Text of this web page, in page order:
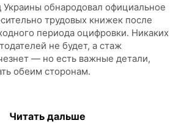
обнародовал официальное
трудовых книжек после
периода оцифровки. Никаких
не будет, а стаж
— но есть важные детали,
обеим сторонам.
Читать дальше